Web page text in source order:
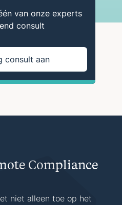
van onze experts
consult
consult aan
Compliance
niet alleen toe op het